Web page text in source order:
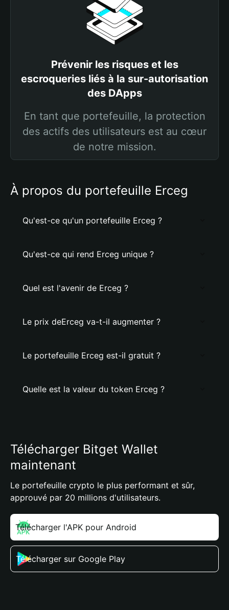
Prévenir les risques et les
escroqueries liés à la sur-autorisation
des DApps
En tant que portefeuille, la protection
des actifs des utilisateurs est au cœur
de notre mission.
À propos du portefeuille Erceg
Qu'est-ce qu'un portefeuille Erceg ?
Qu'est-ce qui rend Erceg unique ?
Quel est l'avenir de Erceg ?
Le prix deErceg va-t-il augmenter ?
Le portefeuille Erceg est-il gratuit ?
Quelle est la valeur du token Erceg ?
Télécharger Bitget Wallet
maintenant
Le portefeuille crypto le plus performant et sûr,
approuvé par 20 millions d'utilisateurs.
Télécharger l'APK pour Android
Télécharger sur Google Play